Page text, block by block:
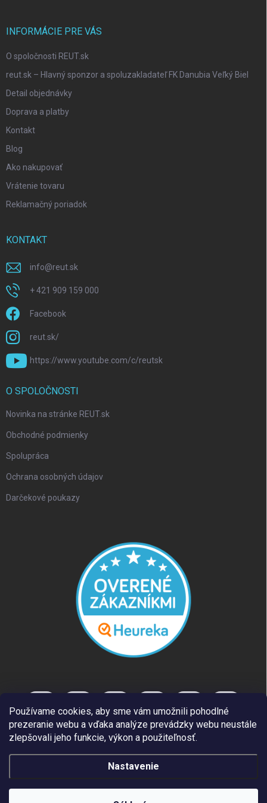
Používame cookies, aby sme vám umožnili pohodlné
prezeranie webu a vďaka analýze prevádzky webu neustále
zlepšovali jeho funkcie, výkon a použiteľnosť.
Nastavenie
INFORMÁCIE PRE VÁS
O spoločnosti REUT.sk
reut.sk – Hlavný sponzor a spoluzakladateľ FK Danubia Veľký Biel
Detail objednávky
Doprava a platby
Kontakt
Blog
Ako nakupovať
Vrátenie tovaru
Reklamačný poriadok
KONTAKT
info@reut.sk
+ 421 909 159 000
Facebook
reut.sk/
https://www.youtube.com/c/reutsk
O SPOLOČNOSTI
Novinka na stránke REUT.sk
Obchodné podmienky
Spolupráca
Ochrana osobných údajov
Darčekové poukazy
REUT.SK. Všetky práva vyhradené.